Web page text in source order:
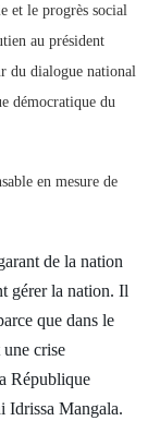
et le progrès social
au président
du dialogue national
démocratique du
en mesure de
de la nation
gérer la nation. Il
que dans le
une crise
République
Idrissa Mangala.